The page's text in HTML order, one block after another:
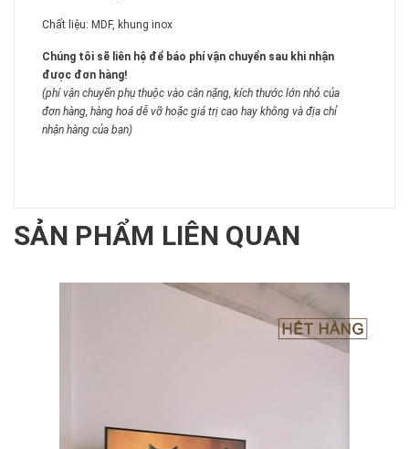
Chất liệu: MDF, khung inox
Chúng tôi sẽ liên hệ để báo phí vận chuyển sau khi nhận
được đơn hàng!
(phí vận chuyển phụ thuộc vào cân nặng, kích thước lớn nhỏ của
đơn hàng, hàng hoá dễ vỡ hoặc giá trị cao hay không và địa chỉ
nhận hàng của bạn)
SẢN PHẨM LIÊN QUAN